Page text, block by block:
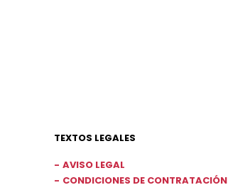
TEXTOS LEGALES
AVISO LEGAL
CONDICIONES DE CONTRATACIÓN